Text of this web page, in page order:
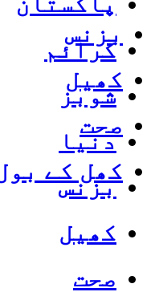
کرائم
شوبز
دنیا
بزنس
کھیل
صحت
بزنس
کھیل
صحت
کھل کے